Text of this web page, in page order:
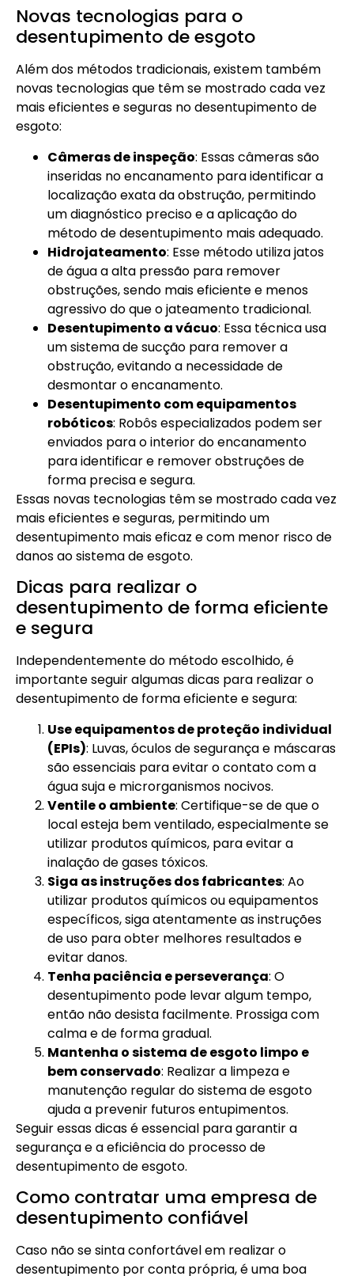
Novas tecnologias para o
desentupimento de esgoto
Além dos métodos tradicionais, existem também
novas tecnologias que têm se mostrado cada vez
mais eficientes e seguras no desentupimento de
esgoto:
Câmeras de inspeção: Essas câmeras são
inseridas no encanamento para identificar a
localização exata da obstrução, permitindo
um diagnóstico preciso e a aplicação do
método de desentupimento mais adequado.
Hidrojateamento: Esse método utiliza jatos
de água a alta pressão para remover
obstruções, sendo mais eficiente e menos
agressivo do que o jateamento tradicional.
Desentupimento a vácuo: Essa técnica usa
um sistema de sucção para remover a
obstrução, evitando a necessidade de
desmontar o encanamento.
Desentupimento com equipamentos
robóticos: Robôs especializados podem ser
enviados para o interior do encanamento
para identificar e remover obstruções de
forma precisa e segura.
Essas novas tecnologias têm se mostrado cada vez
mais eficientes e seguras, permitindo um
desentupimento mais eficaz e com menor risco de
danos ao sistema de esgoto.
Dicas para realizar o
desentupimento de forma eficiente
e segura
Independentemente do método escolhido, é
importante seguir algumas dicas para realizar o
desentupimento de forma eficiente e segura:
Use equipamentos de proteção individual
(EPIs): Luvas, óculos de segurança e máscaras
são essenciais para evitar o contato com a
água suja e microrganismos nocivos.
Ventile o ambiente: Certifique-se de que o
local esteja bem ventilado, especialmente se
utilizar produtos químicos, para evitar a
inalação de gases tóxicos.
Siga as instruções dos fabricantes: Ao
utilizar produtos químicos ou equipamentos
específicos, siga atentamente as instruções
de uso para obter melhores resultados e
evitar danos.
Tenha paciência e perseverança: O
desentupimento pode levar algum tempo,
então não desista facilmente. Prossiga com
calma e de forma gradual.
Mantenha o sistema de esgoto limpo e
bem conservado: Realizar a limpeza e
manutenção regular do sistema de esgoto
ajuda a prevenir futuros entupimentos.
Seguir essas dicas é essencial para garantir a
segurança e a eficiência do processo de
desentupimento de esgoto.
Como contratar uma empresa de
desentupimento confiável
Caso não se sinta confortável em realizar o
desentupimento por conta própria, é uma boa